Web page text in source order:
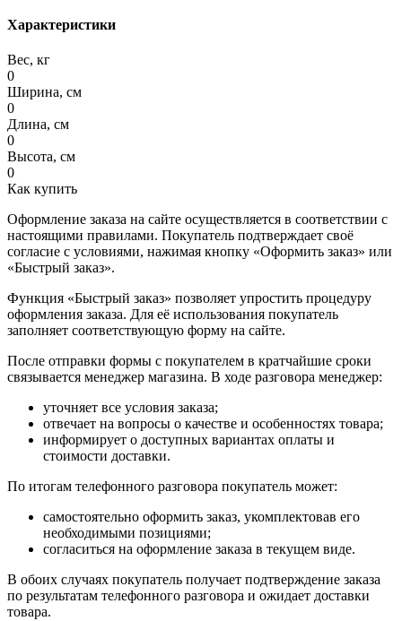
Характеристики
Вес, кг
0
Ширина, см
0
Длина, см
0
Высота, см
0
Как купить
Оформление заказа на сайте осуществляется в соответствии с
настоящими правилами. Покупатель подтверждает своё
согласие с условиями, нажимая кнопку «Оформить заказ» или
«Быстрый заказ».
Функция «Быстрый заказ» позволяет упростить процедуру
оформления заказа. Для её использования покупатель
заполняет соответствующую форму на сайте.
После отправки формы с покупателем в кратчайшие сроки
связывается менеджер магазина. В ходе разговора менеджер:
уточняет все условия заказа;
отвечает на вопросы о качестве и особенностях товара;
информирует о доступных вариантах оплаты и
стоимости доставки.
По итогам телефонного разговора покупатель может:
самостоятельно оформить заказ, укомплектовав его
необходимыми позициями;
согласиться на оформление заказа в текущем виде.
В обоих случаях покупатель получает подтверждение заказа
по результатам телефонного разговора и ожидает доставки
товара.